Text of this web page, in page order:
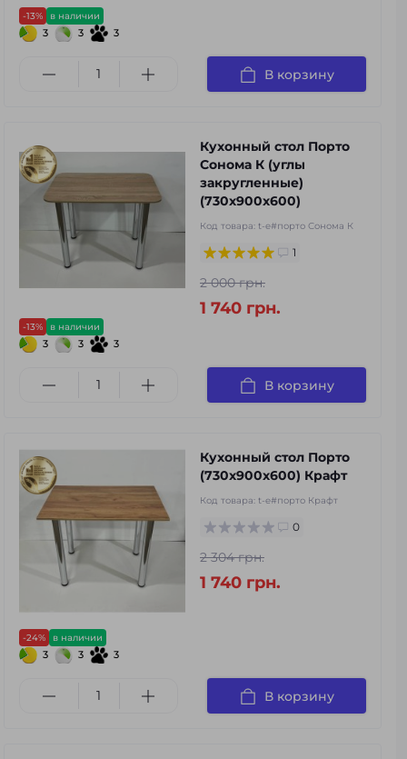
-13% в наличии
3 3 3
В корзину
-13% в наличии
3 3 3
Кухонный стол Порто
Сонома К (углы
закругленные)
(730х900х600)
Код товара: t-e#порто Сонома К
1
2 000 грн.
1 740 грн.
В корзину
-24% в наличии
3 3 3
Кухонный стол Порто
(730х900х600) Крафт
Код товара: t-e#порто Крафт
0
2 304 грн.
1 740 грн.
В корзину